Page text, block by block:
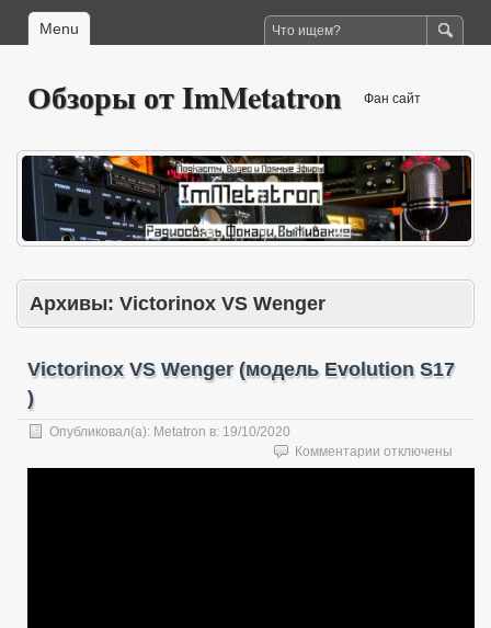
Menu
Обзоры от ImMetatron Фан сайт
Архивы: Victorinox VS Wenger
Victorinox VS Wenger (модель Evolution S17
)
Опубликовал(а): Metatron в: 19/10/2020
Комментарии к
записи
отключены